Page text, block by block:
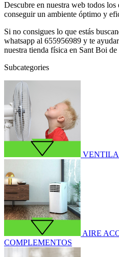
Descubre en nuestra web todos los
conseguir un ambiente óptimo y
Si no consigues lo que estás
whatsapp al 655956989 y te
nuestra tienda física en Sant Boi
Subcategories
AIRE
COMPLEMENTOS